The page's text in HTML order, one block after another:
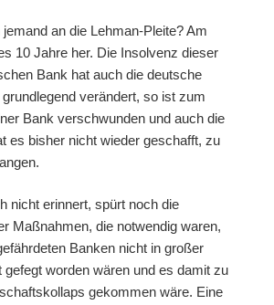
an die Lehman-Pleite? Am
10 Jahre her. Die Insolvenz dieser
Bank hat auch die deutsche
verändert, so ist zum
Bank verschwunden und auch die
es bisher nicht wieder geschafft, zu
nicht erinnert, spürt noch die
Maßnahmen, die notwendig waren,
Banken nicht in großer
worden wären und es damit zu
gekommen wäre. Eine